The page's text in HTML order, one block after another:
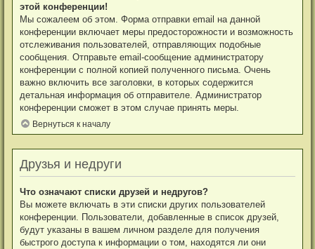
этой конференции!
Мы сожалеем об этом. Форма отправки email на данной
конференции включает меры предосторожности и возможность
отслеживания пользователей, отправляющих подобные
сообщения. Отправьте email-сообщение администратору
конференции с полной копией полученного письма. Очень
важно включить все заголовки, в которых содержится
детальная информация об отправителе. Администратор
конференции сможет в этом случае принять меры.
Вернуться к началу
Друзья и недруги
Что означают списки друзей и недругов?
Вы можете включать в эти списки других пользователей
конференции. Пользователи, добавленные в список друзей,
будут указаны в вашем личном разделе для получения
быстрого доступа к информации о том, находятся ли они